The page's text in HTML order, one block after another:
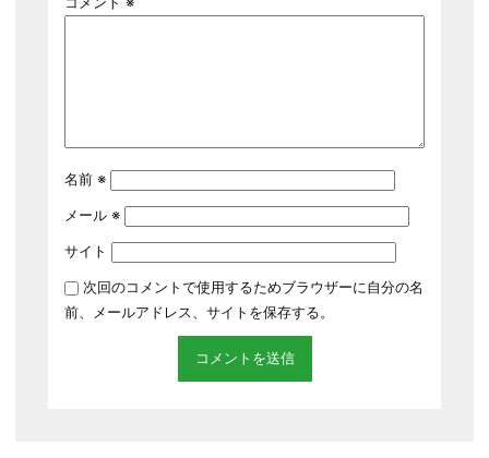
名前 ※
メール ※
サイト
次回のコメントで使用するためブラウザーに自分の名
前、メールアドレス、サイトを保存する。